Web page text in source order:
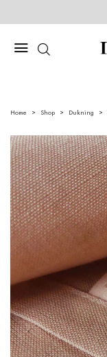
Home > Shop > Dukning >